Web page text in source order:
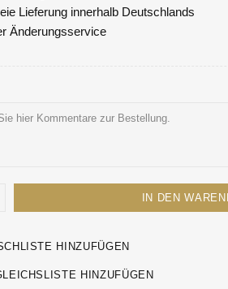
Lieferung innerhalb Deutschlands
Änderungsservice
IN DEN
HINZUFÜGEN
HINZUFÜGEN